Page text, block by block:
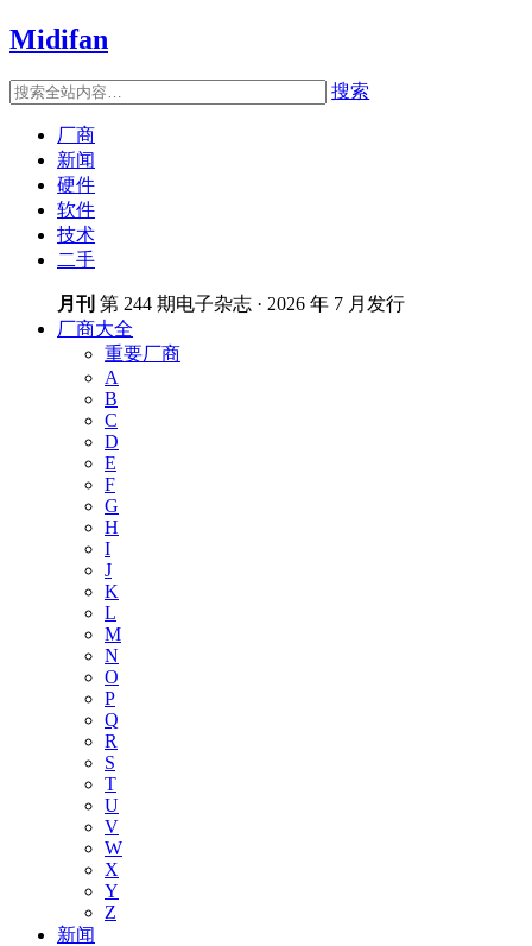
Midifan
搜索
厂商
新闻
硬件
软件
技术
二手
月刊 第 244 期电子杂志 · 2026 年 7 月发行
厂商大全
重要厂商
A
B
C
D
E
F
G
H
I
J
K
L
M
N
O
P
Q
R
S
T
U
V
W
X
Y
Z
新闻